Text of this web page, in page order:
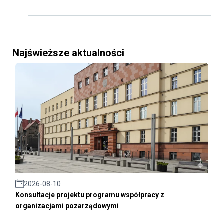
Najświeższe aktualności
2026-08-10
Konsultacje projektu programu współpracy z
organizacjami pozarządowymi